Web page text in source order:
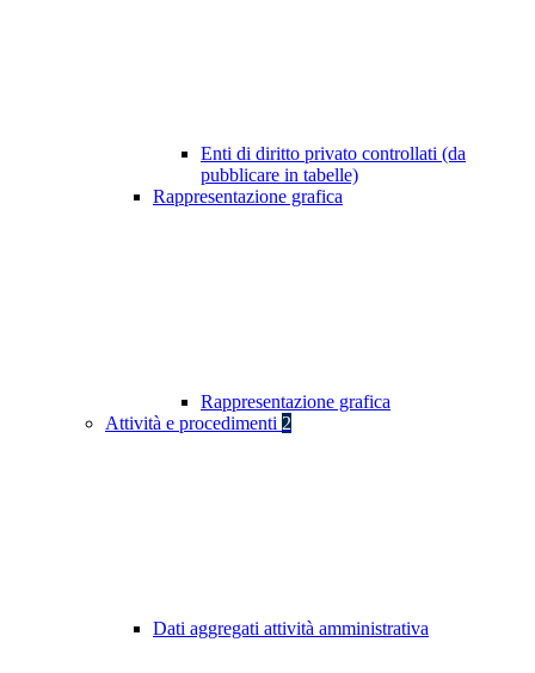
Enti di diritto privato controllati (da
pubblicare in tabelle)
Rappresentazione grafica
Rappresentazione grafica
Attività e procedimenti 2
Dati aggregati attività amministrativa